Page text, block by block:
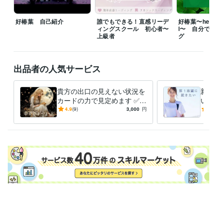
⭐️待機中でなくてもメッセージにて
調整可能な場合はありますが、
平日は夜のみ対応となります。
⭐️待機中でも内容によっては、
ご了承くださいませ♡
⭐︎お一人お一人の
「心」に寄り添って
精一杯対応させていただきます♡
⭐︎その他
・ご予約の場合はできる限り日時の調整を
しますので、お気軽にご相談ください。
それでは、心より
好椿葉 自己紹介
誰でもできる！直感リーデ
ィングスクール 初心者〜
上級者
好椿葉〜
l〜 自分で簡
グ
出品者の人気サービス
貴方の出口の見えない状況を
カードの力で見定めます ✅ア
カシックレコードとオラクル
す！
4.9(9) 3,000 円
新人
いろ
用担